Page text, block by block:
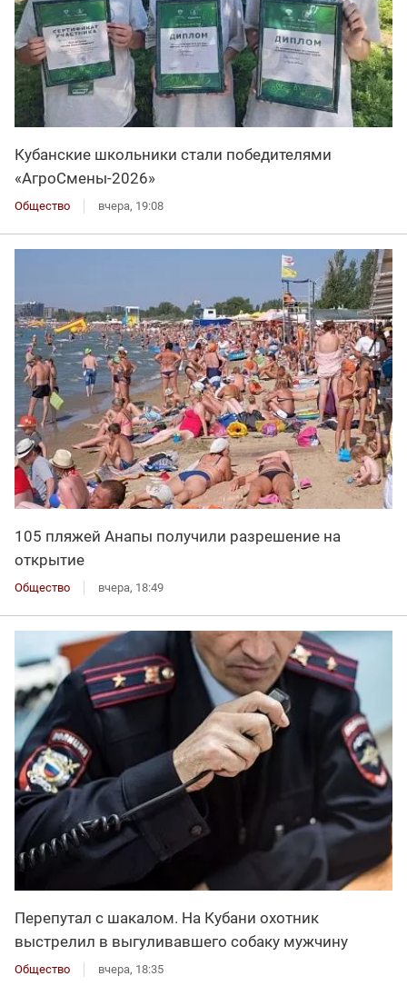
Кубанские школьники стали победителями
«АгроСмены-2026»
Общество вчера, 19:08
105 пляжей Анапы получили разрешение на
открытие
Общество вчера, 18:49
Перепутал с шакалом. На Кубани охотник
выстрелил в выгуливавшего собаку мужчину
Общество вчера, 18:35